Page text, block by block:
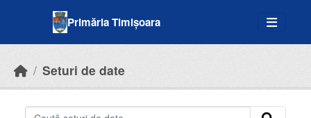
Primăria Timișoara
Seturi de date